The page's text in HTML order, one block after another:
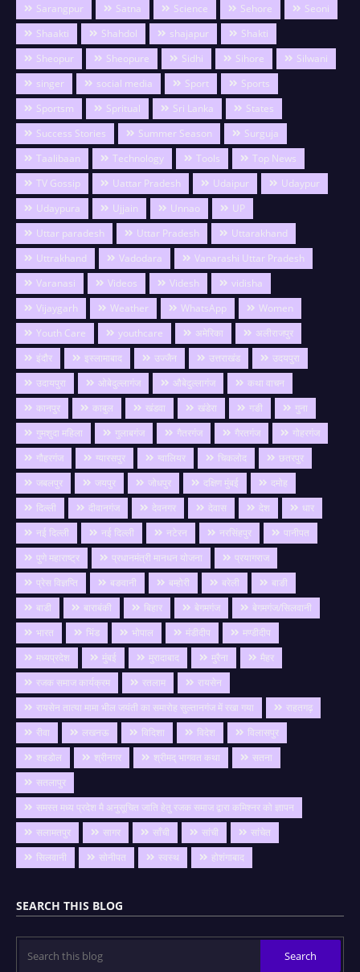
Sarangpur
Satna Science Sehore
Seoni
Shaakti
Shahdol shajapur
Shakti
Sheopur
Sheopure Sidhi Sihore
Silwani
singer
social media Sport
Sports
Sportsm
Spritual Sri Lanka
States
Success Stories
Summer Season
Surguja
Taalibaan
Technology Tools
Top News
TV Gossip
Uattar Pradesh Udaipur
Udaypur
Udaypura
Ujjain Unnao
UP
Uttar paradesh
Uttar Pradesh
Uttarakhand
Uttrakhand
Vadodara
Vanarashi Uttar Pradesh
Varanasi
Videos Videsh
vidisha
Vijaygarh
Weather WhatsApp
Women
Youth Care
youthcare अमेरिका
अलीराजपुर
इंदौर
इस्लामाबाद उज्जैन उत्तराखंड
उदयपुरा
उदायपुरा
ओबेदुल्लागंज औबेदुल्लागंज
कथा वाचन
कानपुर
काबुल खंडवा खंडेरा गङी
गुना
गुमशुदा महिला
गुलाबगंज गैतरगंज गैरतगंज
गोहरगंज
गौहरगंज
ग्यारसपुर ग्वालियर चिकलोद
छतरपुर
जबलपुर
जयपुर जोधपुर दक्षिण मुंबई
दमोह
दिल्ली
दीवानगंज देवनगर देवास देश
धार
नई दिल्ली
नई दिल्ली नटेरन नरसिंहपुर
पानीपत
पुणे महाराष्ट्र
प्रधानमंत्री मानधन योजना
प्रयागराज
प्रेस विज्ञप्ति
बङवानी बम्होरी बरेली
बाङी
बाडी
बाराबंकी बिहार बेगमगंज
बेगमगंज/सिलवानी
भारत
भिंड भोपाल मंडीदीप
मण्डीदीप
मध्यप्रदेश
मुंबई मुरादाबाद मुरैना
मैहर
रजक समाज कार्यक्रम
रतलाम
रायसेन
रायसेन तात्या मामा भील जयंती का समारोह सुल्तानगंज में रखा गया
राहतगढ़
रीवा
लखनऊ विदिशा विदेश
विलासपुर
शहडोल
श्रीनगर श्रीमद् भागवत कथा
सतना
सतलापुर
समस्त मध्य प्रदेश मै अनुसूचित जाति हेतु रजक समाज द्वारा कमिश्नर को ज्ञापन
सलामतपुर
सागर साँची सांची
सांचेत
सिलवानी
सोनीपत स्वस्थ होशंगाबाद
SEARCH THIS BLOG